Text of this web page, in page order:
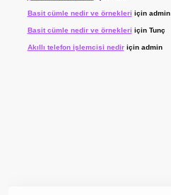
Basit cümle nedir ve örnekleri için admin
Basit cümle nedir ve örnekleri için Tunç
Akıllı telefon işlemcisi nediriçin admin